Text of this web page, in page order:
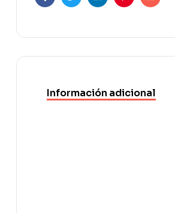
FacebookTwitterLinkedinPinterestCorreo
Información adicional